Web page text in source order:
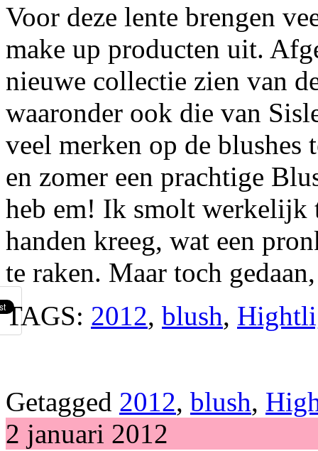
Voor deze lente brengen
make up producten uit.
nieuwe collectie zien van
waaronder ook die van
veel merken op de blushes
en zomer een prachtige
heb em! Ik smolt werkelijk
handen kreeg, wat een
te raken. Maar toch
TAGS: 2012, blush,
Getagged 2012, blush,
2 januari 2012